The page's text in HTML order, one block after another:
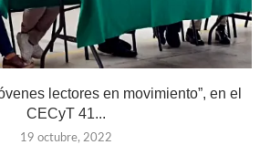
lectores en movimiento”, en el
CECyT 41...
19 octubre, 2022